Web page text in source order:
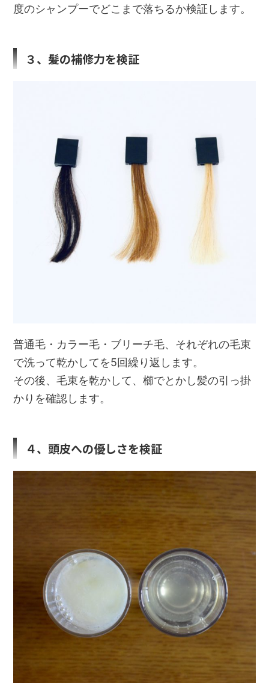
度のシャンプーでどこまで落ちるか検証します。
３、髪の補修力を検証
普通毛・カラー毛・ブリーチ毛、それぞれの毛束
で洗って乾かしてを5回繰り返します。
その後、毛束を乾かして、櫛でとかし髪の引っ掛
かりを確認します。
４、頭皮への優しさを検証